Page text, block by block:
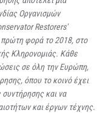
Οργανισμών
Restorers'
πρώτη φορά το 2018, στο
Κληρονομιάς. Κάθε
σε όλη την Ευρώπη,
όπου το κοινό έχει
συντήρησης και να
και έργων τέχνης.